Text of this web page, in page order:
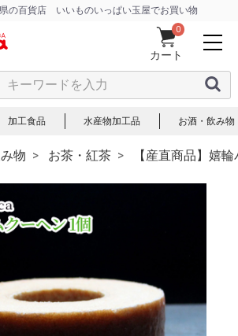
の百貨店 いいものいっぱい玉屋でお買い物
カート
0
加工食品 水産物加工品 お酒・飲み物
物 お茶・紅茶 【産直商品】嬉